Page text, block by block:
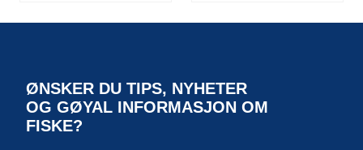
ØNSKER DU TIPS, NYHETER
OG GØYAL INFORMASJON OM
FISKE?